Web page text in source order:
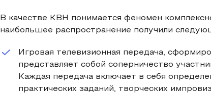
В качестве КВН понимается феномен
наибольшее распространение получили
Игровая телевизионная передача,
представляет собой соперничество
Каждая передача включает в себя
практических заданий, творческих